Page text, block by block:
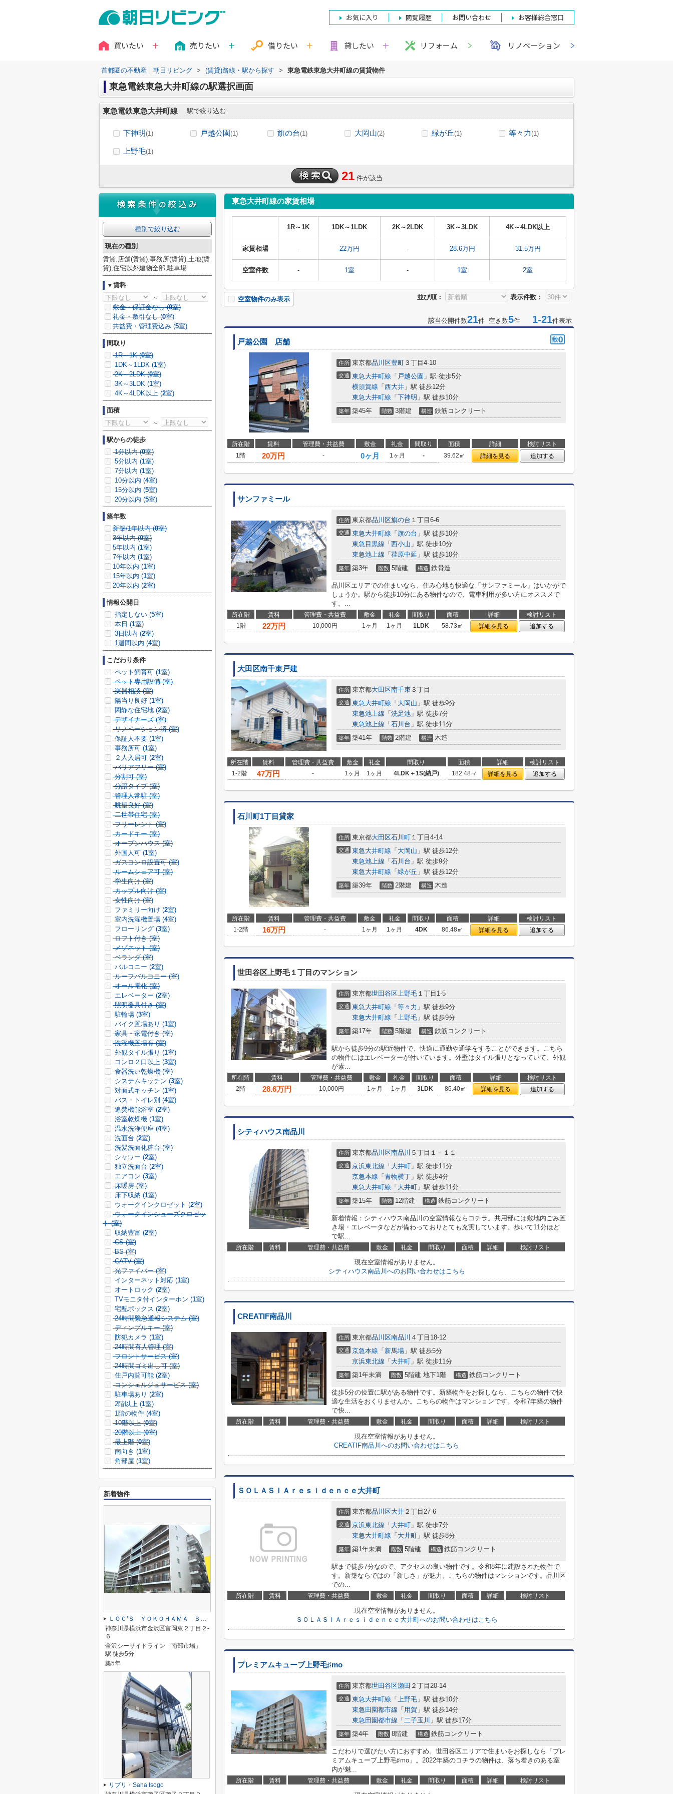
お気に入り 閲覧履歴 お問い合わせ お客様総合窓口
買いたい 売りたい 借りたい 貸したい リフォーム リノベーション
首都圏の不動産｜朝日リビング > (賃貸)路線・駅から探す > 東急電鉄東急大井町線の賃貸物件
東急電鉄東急大井町線の駅選択画面
東急電鉄東急大井町線 駅で絞り込む
下神明(1) 戸越公園(1) 旗の台(1) 大岡山(2) 緑が丘(1) 等々力(1)
上野毛(1)
21 件が該当
東急大井町線の家賃相場
1R～1K 1DK～1LDK 2K～2LDK 3K～3LDK 4K～4LDK以上
家賃相場 - 22万円 - 28.6万円 31.5万円
空室件数 - 1室 - 1室 2室
並び順： 表示件数：
空室物件のみ表示
該当公開件数21件 空き数5件 1-21件表示
戸越公園 店舗
住所 東京都品川区豊町 ３丁目4-10
交通 東急大井町線 「 戸越公園 」駅 徒歩5分
横須賀線 「 西大井 」駅 徒歩12分
東急大井町線 「 下神明 」駅 徒歩10分
築年 築45年 階数 3階建 構造 鉄筋コンクリート
所在階 賃料 管理費・共益費 敷金 礼金 間取り 面積 詳細
検討リスト
1階
20万円 - 0ヶ月 1ヶ月 - 39.62㎡ 詳細を見る 追加する
サンファミール
住所 東京都品川区旗の台 １丁目6-6
交通 東急大井町線 「 旗の台 」駅 徒歩10分
東急目黒線 「 西小山 」駅 徒歩10分
東急池上線 「 荏原中延 」駅 徒歩10分
築年 築3年 階数 5階建 構造 鉄骨造
品川区エリアでの住まいなら、住み心地も快適な「サンファミール」はいかがで
しょうか。駅から徒歩10分にある物件なので、電車利用が多い方にオススメで
す。...
所在階 賃料 管理費・共益費 敷金 礼金 間取り 面積 詳細
検討リスト
1階
22万円 10,000円 1ヶ月 1ヶ月 1LDK 58.73㎡ 詳細を見る 追加する
大田区南千束戸建
住所 東京都大田区南千束 ３丁目
交通 東急大井町線 「 大岡山 」駅 徒歩9分
東急池上線 「 洗足池 」駅 徒歩7分
東急池上線 「 石川台 」駅 徒歩11分
築年 築41年 階数 2階建 構造 木造
所在階 賃料 管理費・共益費 敷金 礼金 間取り 面積 詳細
検討リスト
1-2階
47万円 - 1ヶ月 1ヶ月 4LDK＋1S(納戸) 182.48㎡ 詳細を見る 追加する
石川町1丁目貸家
住所 東京都大田区石川町 １丁目4-14
交通 東急大井町線 「 大岡山 」駅 徒歩12分
東急池上線 「 石川台 」駅 徒歩9分
東急大井町線 「 緑が丘 」駅 徒歩12分
築年 築39年 階数 2階建 構造 木造
所在階 賃料 管理費・共益費 敷金 礼金 間取り 面積 詳細
検討リスト
1-2階
16万円 - 1ヶ月 1ヶ月 4DK 86.48㎡ 詳細を見る 追加する
世田谷区上野毛１丁目のマンション
住所 東京都世田谷区上野毛 １丁目1-5
交通 東急大井町線 「 等々力 」駅 徒歩9分
東急大井町線 「 上野毛 」駅 徒歩9分
築年 築17年 階数 5階建 構造 鉄筋コンクリート
駅から徒歩9分の駅近物件で、快適に通勤や通学をすることができます。こちら
の物件にはエレベーターが付いています。外壁はタイル張りとなっていて、外観
が素...
所在階 賃料 管理費・共益費 敷金 礼金 間取り 面積 詳細
検討リスト
2階
28.6万円 10,000円 1ヶ月 1ヶ月 3LDK 86.40㎡ 詳細を見る 追加する
シティハウス南品川
住所 東京都品川区南品川 ５丁目１－１１
交通 京浜東北線 「 大井町 」駅 徒歩11分
京急本線 「 青物横丁 」駅 徒歩4分
東急大井町線 「 大井町 」駅 徒歩11分
築年 築15年 階数 12階建 構造 鉄筋コンクリート
新着情報：シティハウス南品川の空室情報ならコチラ。共用部には敷地内ごみ置
き場・エレベータなどが備わっておりとても充実しています。歩いて11分ほど
で駅...
所在階 賃料 管理費・共益費 敷金 礼金 間取り 面積 詳細 検討リスト
現在空室情報がありません。
シティハウス南品川へのお問い合わせはこちら
CREATIF南品川
住所 東京都品川区南品川 ４丁目18-12
交通 京急本線 「 新馬場 」駅 徒歩5分
京浜東北線 「 大井町 」駅 徒歩11分
築年 築1年未満 階数 5階建 地下1階 構造 鉄筋コンクリート
徒歩5分の位置に駅がある物件です。新築物件をお探しなら、こちらの物件で快
適な生活をおくりませんか。こちらの物件はマンションです。令和7年築の物件
で快...
所在階 賃料 管理費・共益費 敷金 礼金 間取り 面積 詳細 検討リスト
現在空室情報がありません。
CREATIF南品川へのお問い合わせはこちら
ＳＯＬＡＳＩＡｒｅｓｉｄｅｎｃｅ大井町
住所 東京都品川区大井 ２丁目27-6
交通 京浜東北線 「 大井町 」駅 徒歩7分
東急大井町線 「 大井町 」駅 徒歩8分
築年 築1年未満 階数 5階建 構造 鉄筋コンクリート
駅まで徒歩7分なので、アクセスの良い物件です。令和8年に建設された物件で
す。新築ならではの「新しさ」が魅力。こちらの物件はマンションです。品川区
での...
所在階 賃料 管理費・共益費 敷金 礼金 間取り 面積 詳細 検討リスト
現在空室情報がありません。
ＳＯＬＡＳＩＡｒｅｓｉｄｅｎｃｅ大井町へのお問い合わせはこちら
プレミアムキューブ上野毛♯mo
住所 東京都世田谷区瀬田 ２丁目20-14
交通 東急大井町線 「 上野毛 」駅 徒歩10分
東急田園都市線 「 用賀 」駅 徒歩14分
東急田園都市線 「 二子玉川 」駅 徒歩17分
築年 築4年 階数 8階建 構造 鉄筋コンクリート
こだわりで選びたい方におすすめ。世田谷区エリアで住まいをお探しなら「プレ
ミアムキューブ上野毛♯mo」。2022年築のコチラの物件は、落ち着きのある室
内が魅...
所在階 賃料 管理費・共益費 敷金 礼金 間取り 面積 詳細 検討リスト
種別で絞り込む
現在の種別
賃貸,店舗(賃貸),事務所(賃貸),土地(賃
貸),住宅以外建物全部,駐車場
▼賃料
～
敷金・保証金なし (0室)
礼金・敷引なし (0室)
共益費・管理費込み (5室)
間取り
1R～1K (0室)
1DK～1LDK (1室)
2K～2LDK (0室)
3K～3LDK (1室)
4K～4LDK以上 (2室)
面積
～
駅からの徒歩
1分以内 (0室)
5分以内 (1室)
7分以内 (1室)
10分以内 (4室)
15分以内 (5室)
20分以内 (5室)
築年数
新築/1年以内 (0室)
3年以内 (0室)
5年以内 (1室)
7年以内 (1室)
10年以内 (1室)
15年以内 (1室)
20年以内 (2室)
情報公開日
指定しない (5室)
本日 (1室)
3日以内 (2室)
1週間以内 (4室)
こだわり条件
ペット飼育可 (1室)
ペット専用設備 (室)
楽器相談 (室)
陽当り良好 (1室)
閑静な住宅地 (2室)
デザイナーズ (室)
リノベーション済 (室)
保証人不要 (1室)
事務所可 (1室)
２人入居可 (2室)
バリアフリー (室)
分割可 (室)
分譲タイプ (室)
管理人常駐 (室)
眺望良好 (室)
二世帯住宅 (室)
フリーレント (室)
カードキー (室)
オープンハウス (室)
外国人可 (1室)
ガスコンロ設置可 (室)
ルームシェア可 (室)
学生向け (室)
カップル向け (室)
女性向け (室)
ファミリー向け (2室)
室内洗濯機置場 (4室)
フローリング (3室)
ロフト付き (室)
メゾネット (室)
ベランダ (室)
バルコニー (2室)
ルーフバルコニー (室)
オール電化 (室)
エレベーター (2室)
照明器具付き (室)
駐輪場 (3室)
バイク置場あり (1室)
家具・家電付き (室)
洗濯機置場有 (室)
外観タイル張り (1室)
コンロ２口以上 (3室)
食器洗い乾燥機 (室)
システムキッチン (3室)
対面式キッチン (1室)
バス・トイレ別 (4室)
追焚機能浴室 (2室)
浴室乾燥機 (1室)
温水洗浄便座 (4室)
洗面台 (2室)
洗髪洗面化粧台 (室)
シャワー (2室)
独立洗面台 (2室)
エアコン (3室)
床暖房 (室)
床下収納 (1室)
ウォークインクロゼット (2室)
ウォークインシューズクロゼッ
ト (室)
収納豊富 (2室)
CS (室)
BS (室)
CATV (室)
光ファイバー (室)
インターネット対応 (1室)
オートロック (2室)
TVモニタ付インターホン (1室)
宅配ボックス (2室)
24時間緊急通報システム (室)
ディンプルキー (室)
防犯カメラ (1室)
24時間有人管理 (室)
フロントサービス (室)
24時間ゴミ出し可 (室)
住戸内覧可能 (2室)
コンシェルジュサービス (室)
駐車場あり (2室)
2階以上 (1室)
1階の物件 (4室)
10階以上 (0室)
20階以上 (0室)
最上階 (0室)
南向き (1室)
角部屋 (1室)
新着物件
ＬＯＣ’Ｓ ＹＯＫＯＨＡＭＡ ＢＡＹＳＩＤＥ
神奈川県横浜市金沢区富岡東２丁目２-
６
金沢シーサイドライン「南部市場」
駅 徒歩5分
築5年
リブリ・Sana Isogo